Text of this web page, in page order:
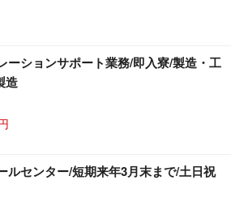
ーションサポート業務/即入寮/製造・工
造
ルセンター/短期来年3月末まで/土日祝